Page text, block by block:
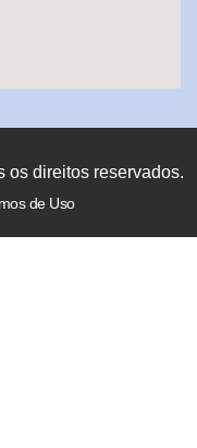
os direitos reservados.
de Uso